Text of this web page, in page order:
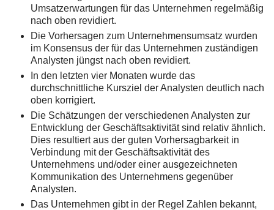
Umsatzerwartungen für das Unternehmen regelmäßig
nach oben revidiert.
Die Vorhersagen zum Unternehmensumsatz wurden
im Konsensus der für das Unternehmen zuständigen
Analysten jüngst nach oben revidiert.
In den letzten vier Monaten wurde das
durchschnittliche Kursziel der Analysten deutlich nach
oben korrigiert.
Die Schätzungen der verschiedenen Analysten zur
Entwicklung der Geschäftsaktivität sind relativ ähnlich.
Dies resultiert aus der guten Vorhersagbarkeit in
Verbindung mit der Geschäftsaktivität des
Unternehmens und/oder einer ausgezeichneten
Kommunikation des Unternehmens gegenüber
Analysten.
Das Unternehmen gibt in der Regel Zahlen bekannt,